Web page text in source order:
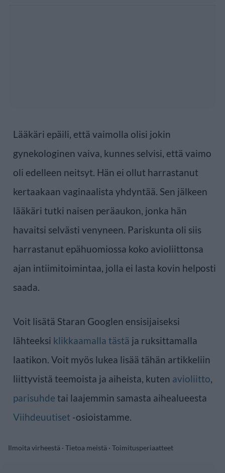
Lääkäri epäili, että vaimolla olisi jokin
gynekologinen vaiva, kunnes selvisi, että vaimo
oli edelleen neitsyt. Hän ei ollut harrastanut
kertaakaan vaginaalista yhdyntää. Sen jälkeen
lääkäri tutki naisen peräaukon, jonka hän
havaitsi selvästi venyneen. Pariskunta oli siis
harrastanut epähuomiossa koko avioliittonsa
ajan intiimitoimintaa, jolla ei lasta kovin helposti
saada.
Voit lisätä Staran Googlen ensisijaiseksi
lähteeksi klikkaamalla tästä ja ruksittamalla
laatikon. Voit myös lukea lisää tähän artikkeliin
liittyvistä teemoista ja aiheista, kuten avioliitto,
parisuhde tai laajemmin samasta aihealueesta
Viihdeuutiset -osioistamme.
Ilmoita virheestä · Tietoa meistä · Toimitusperiaatteet